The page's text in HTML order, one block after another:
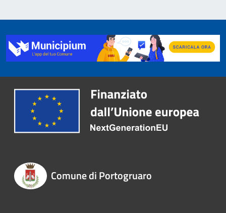
Comune di Portogruaro